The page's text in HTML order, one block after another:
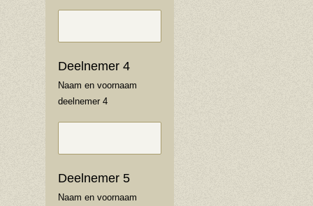
Deelnemer 4
Naam en voornaam
deelnemer 4
Deelnemer 5
Naam en voornaam